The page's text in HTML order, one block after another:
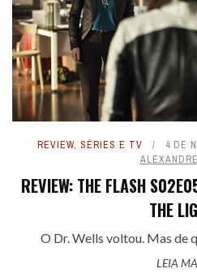
REVIEW, SÉRIES E TV 4 DE
REVIEW: THE FLASH
THE
O Dr. Wells voltou. Mas de
LEIA